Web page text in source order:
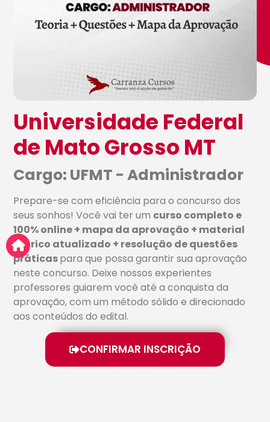
Universidade Federal
de Mato Grosso MT
Cargo: UFMT - Administrador
Prepare-se com eficiência para o concurso dos
seus sonhos! Você vai ter um curso completo e
100% online + mapa da aprovação + material
teórico atualizado + resolução de questões
práticaspara que possa garantir sua aprovação
neste concurso. Deixe nossos experientes
professores guiarem você até a conquista da
aprovação, com um método sólido e direcionado
aos conteúdos do edital.
CONFIRMAR INSCRIÇÃO